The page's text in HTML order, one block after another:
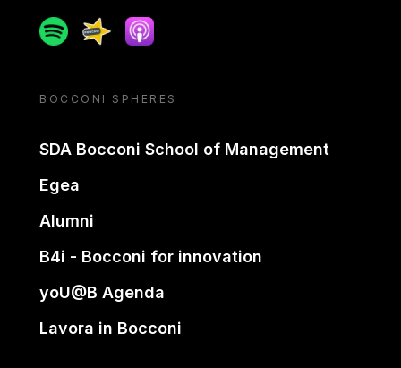
SpotifySpreakerApple podcast
BOCCONI SPHERES
SDA Bocconi School of Management
Egea
Alumni
B4i - Bocconi for innovation
yoU@B Agenda
Lavora in Bocconi